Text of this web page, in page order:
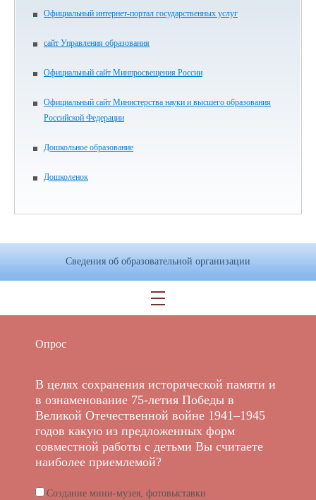
Официальный интернет-портал государственных услуг
сайт Управления образования
Официальный сайт Минпросвещения России
Официальный сайт Министерства науки и высшего образования
Российской Федерации
Дошкольное образование
Дошколенок
Сведения об образовательной организации
Опрос
В целях сохранения исторической памяти и
в ознаменование 75-летия Победы в
Великой Отечественной войне 1941–1945
годов какую из предложенных форм
совместной работы с детьми Вы считаете
наиболее приемлемой?
Создание мини-музея, фотовыставки